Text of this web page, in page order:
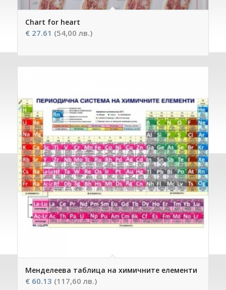
Chart for heart
€27.61 (54,00 лв.)
Менделеева таблица на химичните елементи
€60.13 (117,60 лв.)